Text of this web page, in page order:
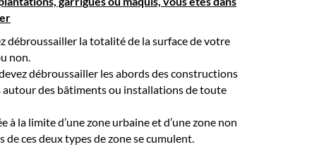
débroussailler la totalité de la surface de votre
non.
débroussailler les abords des constructions
autour des bâtiments ou installations de toute
la limite d’une zone urbaine et d’une zone non
ces deux types de zone se cumulent.